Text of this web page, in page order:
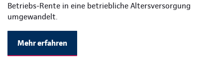
Betriebs-Rente in eine betriebliche Altersversorgung
umgewandelt.
Mehr erfahren